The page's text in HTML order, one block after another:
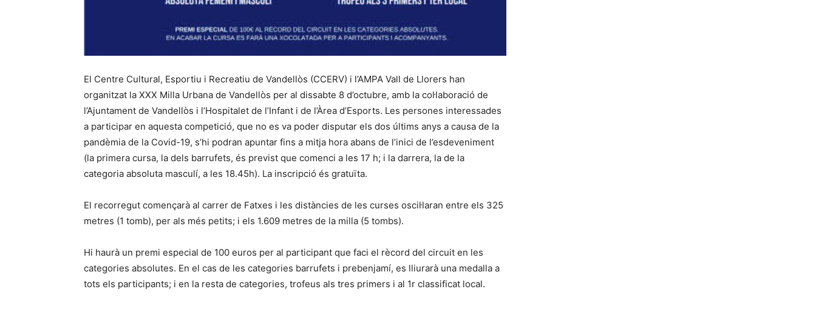
El Centre Cultural, Esportiu i Recreatiu de Vandellòs (CCERV) i l’AMPA Vall de Llorers han
organitzat la XXX Milla Urbana de Vandellòs per al dissabte 8 d’octubre, amb la col·laboració de
l’Ajuntament de Vandellòs i l’Hospitalet de l’Infant i de l’Àrea d’Esports. Les persones interessades
a participar en aquesta competició, que no es va poder disputar els dos últims anys a causa de la
pandèmia de la Covid-19, s’hi podran apuntar fins a mitja hora abans de l’inici de l’esdeveniment
(la primera cursa, la dels barrufets, és previst que comenci a les 17 h; i la darrera, la de la
categoria absoluta masculí, a les 18.45h). La inscripció és gratuïta.
El recorregut començarà al carrer de Fatxes i les distàncies de les curses oscil·laran entre els 325
metres (1 tomb), per als més petits; i els 1.609 metres de la milla (5 tombs).
Hi haurà un premi especial de 100 euros per al participant que faci el rècord del circuit en les
categories absolutes. En el cas de les categories barrufets i prebenjamí, es lliurarà una medalla a
tots els participants; i en la resta de categories, trofeus als tres primers i al 1r classificat local.